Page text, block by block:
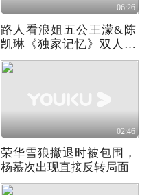
06:26
路人看浪姐五公王濛&陈
凯琳《独家记忆》双人合
作舞台反应！
02:46
荣华雪狼撤退时被包围，
杨慕次出现直接反转局面